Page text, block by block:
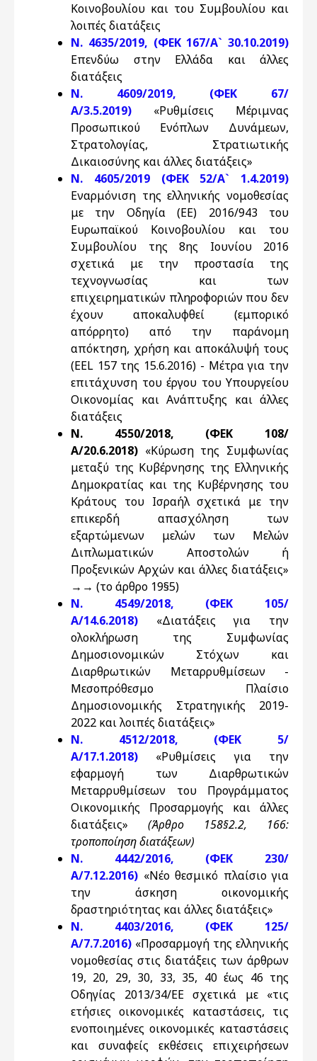
Κοινοβουλίου και του Συμβουλίου και
λοιπές διατάξεις
Ν. 4635/2019, (ΦΕΚ 167/Α` 30.10.2019)
Επενδύω στην Ελλάδα και άλλες
διατάξεις
N. 4609/2019, (ΦΕΚ 67/
Α/3.5.2019) «Ρυθμίσεις Μέριμνας
Προσωπικού Ενόπλων Δυνάμεων,
Στρατολογίας, Στρατιωτικής
Δικαιοσύνης και άλλες διατάξεις»
Ν. 4605/2019 (ΦΕΚ 52/Α` 1.4.2019)
Εναρμόνιση της ελληνικής νομοθεσίας
με την Οδηγία (ΕΕ) 2016/943 του
Ευρωπαϊκού Κοινοβουλίου και του
Συμβουλίου της 8ης Ιουνίου 2016
σχετικά με την προστασία της
τεχνογνωσίας και των
επιχειρηματικών πληροφοριών που δεν
έχουν αποκαλυφθεί (εμπορικό
απόρρητο) από την παράνομη
απόκτηση, χρήση και αποκάλυψή τους
(EEL 157 της 15.6.2016) - Μέτρα για την
επιτάχυνση του έργου του Υπουργείου
Οικονομίας και Ανάπτυξης και άλλες
διατάξεις
Ν. 4550/2018, (ΦΕΚ 108/
Α/20.6.2018) «Κύρωση της Συμφωνίας
μεταξύ της Κυβέρνησης της Ελληνικής
Δημοκρατίας και της Κυβέρνησης του
Κράτους του Ισραήλ σχετικά με την
επικερδή απασχόληση των
εξαρτώμενων μελών των Μελών
Διπλωματικών Αποστολών ή
Προξενικών Αρχών και άλλες διατάξεις»
→→ (το άρθρο 19§5)
N. 4549/2018, (ΦΕΚ 105/
Α/14.6.2018) «Διατάξεις για την
ολοκλήρωση της Συμφωνίας
Δημοσιονομικών Στόχων και
Διαρθρωτικών Μεταρρυθμίσεων -
Μεσοπρόθεσμο Πλαίσιο
Δημοσιονομικής Στρατηγικής 2019-
2022 και λοιπές διατάξεις»
N. 4512/2018, (ΦΕΚ 5/
Α/17.1.2018) «Ρυθμίσεις για την
εφαρμογή των Διαρθρωτικών
Μεταρρυθμίσεων του Προγράμματος
Οικονομικής Προσαρμογής και άλλες
διατάξεις» (Άρθρο 158§2.2, 166:
τροποποίηση διατάξεων)
N. 4442/2016, (ΦΕΚ 230/
Α/7.12.2016) «Νέο θεσμικό πλαίσιο για
την άσκηση οικονομικής
δραστηριότητας και άλλες διατάξεις»
N. 4403/2016, (ΦΕΚ 125/
Α/7.7.2016) «Προσαρμογή της ελληνικής
νομοθεσίας στις διατάξεις των άρθρων
19, 20, 29, 30, 33, 35, 40 έως 46 της
Οδηγίας 2013/34/ΕΕ σχετικά με «τις
ετήσιες οικονομικές καταστάσεις, τις
ενοποιημένες οικονομικές καταστάσεις
και συναφείς εκθέσεις επιχειρήσεων